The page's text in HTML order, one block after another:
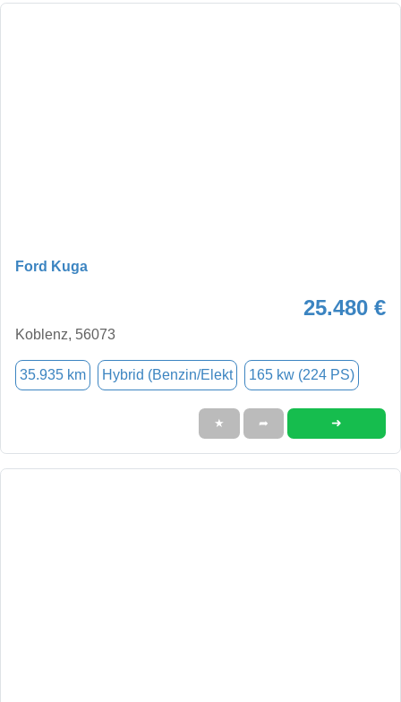
Ford Kuga
25.480 €
Koblenz, 56073
35.935 km Hybrid (Benzin/Elekt 165 kw (224 PS)
★ ➦ ➜